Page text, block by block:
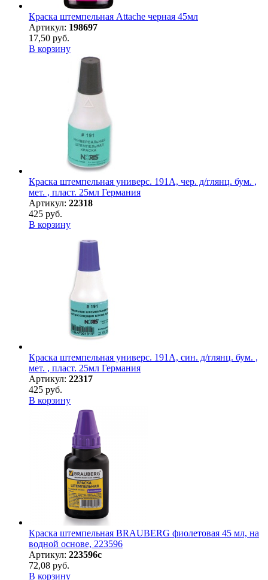
Краска штемпельная Attache черная 45мл
Артикул: 198697
17,50 руб.
В корзину
Краска штемпельная универс. 191А, чер. д/глянц. бум. ,
мет. , пласт. 25мл Германия
Артикул: 22318
425 руб.
В корзину
Краска штемпельная универс. 191А, син. д/глянц. бум. ,
мет. , пласт. 25мл Германия
Артикул: 22317
425 руб.
В корзину
Краска штемпельная BRAUBERG фиолетовая 45 мл, на
водной основе, 223596
Артикул: 223596с
72,08 руб.
В корзину